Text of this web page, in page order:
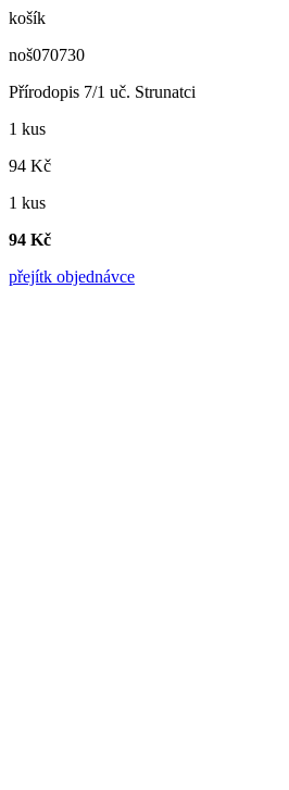
košík
noš070730
Přírodopis 7/1 uč. Strunatci
1 kus
94 Kč
1 kus
94 Kč
přejítk objednávce